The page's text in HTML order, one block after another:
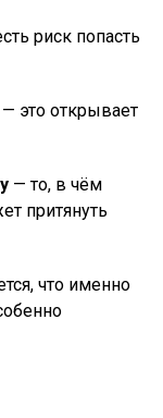
риск попасть
— это открывает
— то, в чём
притянуть
что именно